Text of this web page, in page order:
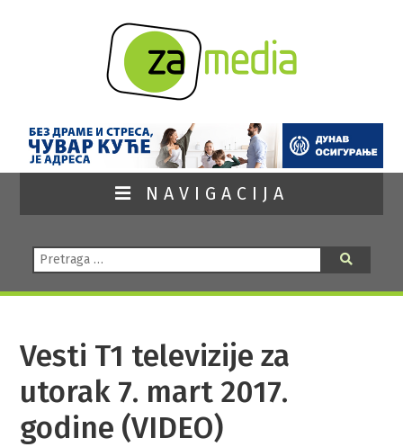
NAVIGACIJA
Pretraga:
Vesti T1 televizije za
utorak 7. mart 2017.
godine (VIDEO)